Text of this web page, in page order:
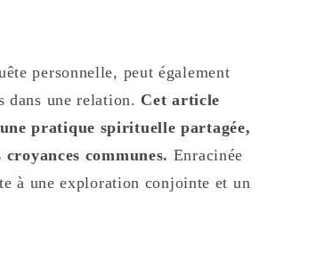
personnelle, peut également
dans une relation. Cet article
pratique spirituelle partagée,
communes. Enracinée
à une exploration conjointe et un